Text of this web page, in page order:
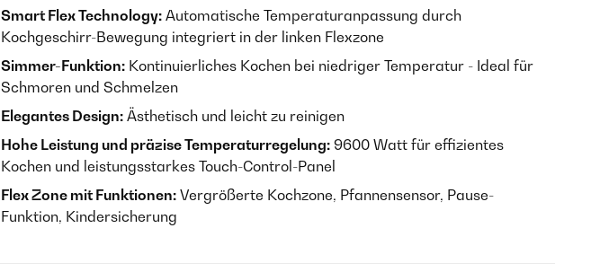
Smart Flex Technology: Automatische Temperaturanpassung durch
Kochgeschirr-Bewegung integriert in der linken Flexzone
Simmer-Funktion: Kontinuierliches Kochen bei niedriger Temperatur - Ideal für
Schmoren und Schmelzen
Elegantes Design: Ästhetisch und leicht zu reinigen
Hohe Leistung und präzise Temperaturregelung: 9600 Watt für effizientes
Kochen und leistungsstarkes Touch-Control-Panel
Flex Zone mit Funktionen: Vergrößerte Kochzone, Pfannensensor, Pause-
Funktion, Kindersicherung